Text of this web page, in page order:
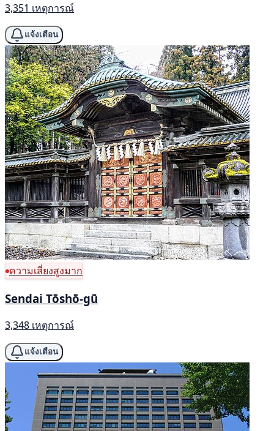
3,351 เหตุการณ์
แจ้งเตือน
ความเสี่ยงสูงมาก
Sendai Tōshō-gū
3,348 เหตุการณ์
แจ้งเตือน